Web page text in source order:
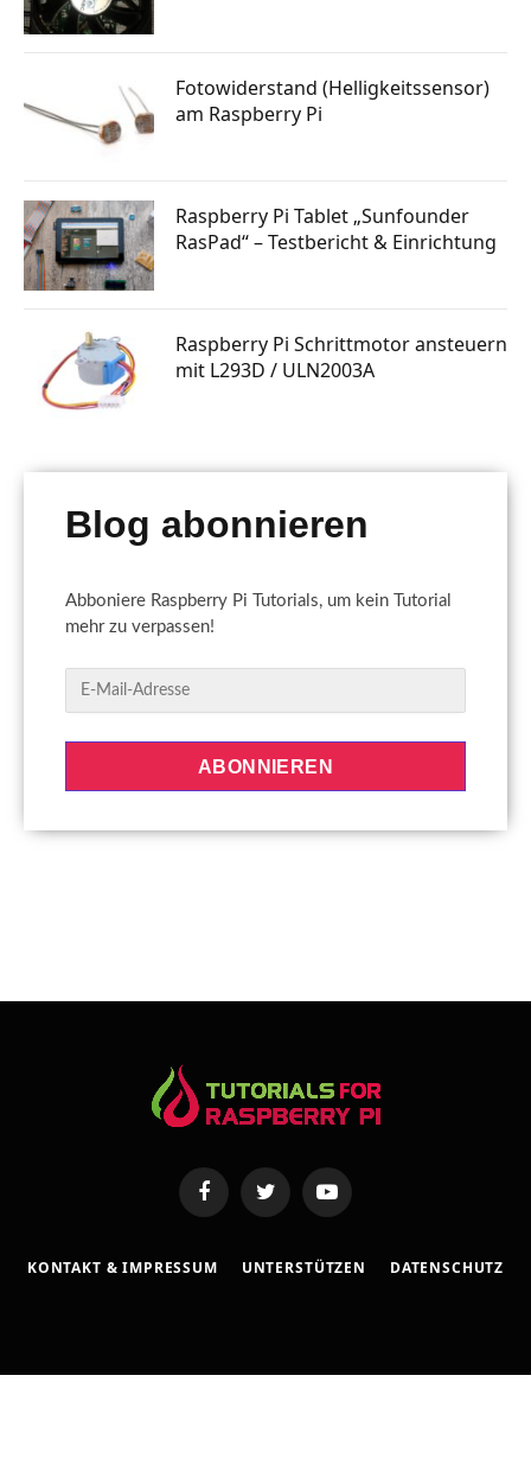
Fotowiderstand (Helligkeitssensor)
am Raspberry Pi
Raspberry Pi Tablet „Sunfounder
RasPad“ – Testbericht & Einrichtung
Raspberry Pi Schrittmotor ansteuern
mit L293D / ULN2003A
Blog abonnieren
Abboniere Raspberry Pi Tutorials, um kein Tutorial
mehr zu verpassen!
-
ABONNIEREN
FacebookTwitter YouTube
KONTAKT & IMPRESSUM UNTERSTÜTZEN DATENSCHUTZ